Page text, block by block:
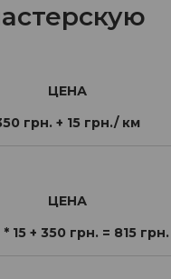
ЦЕНА
грн. + 15 грн./ км
ЦЕНА
* 15 + 350 грн. = 815 грн.